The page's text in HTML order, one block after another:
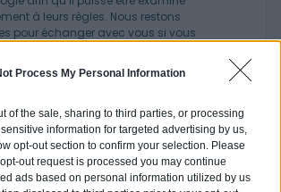
Process My Personal Information
of the sale, sharing to third parties, or processing
information for targeted advertising by us,
opt-out section to confirm your selection. Please
out request is processed you may continue
ads based on personal information utilized by us
à leurs règles. Nous restons
pour échanger avec vous si vous
13/06/2026 0:41